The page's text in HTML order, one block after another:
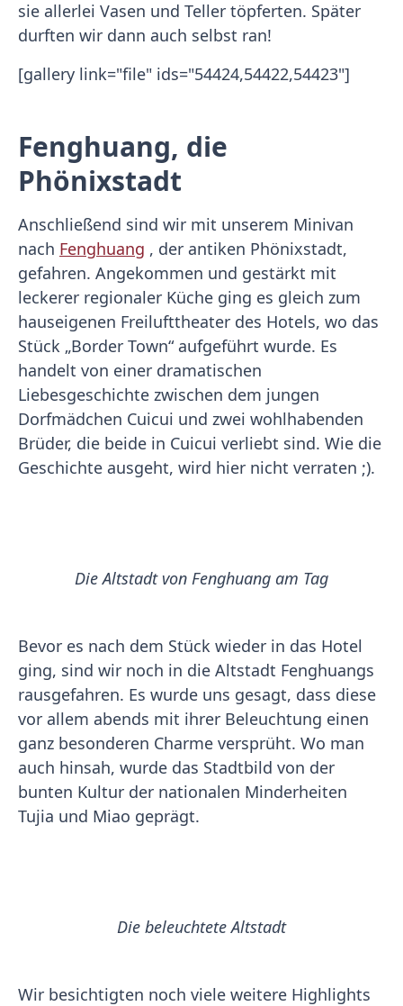
sie allerlei Vasen und Teller töpferten. Später
durften wir dann auch selbst ran!
[gallery link="file" ids="54424,54422,54423"]
Fenghuang, die
Phönixstadt
Anschließend sind wir mit unserem Minivan
nach Fenghuang , der antiken Phönixstadt,
gefahren. Angekommen und gestärkt mit
leckerer regionaler Küche ging es gleich zum
hauseigenen Freilufttheater des Hotels, wo das
Stück „Border Town“ aufgeführt wurde. Es
handelt von einer dramatischen
Liebesgeschichte zwischen dem jungen
Dorfmädchen Cuicui und zwei wohlhabenden
Brüder, die beide in Cuicui verliebt sind. Wie die
Geschichte ausgeht, wird hier nicht verraten ;).
Die Altstadt von Fenghuang am Tag
Bevor es nach dem Stück wieder in das Hotel
ging, sind wir noch in die Altstadt Fenghuangs
rausgefahren. Es wurde uns gesagt, dass diese
vor allem abends mit ihrer Beleuchtung einen
ganz besonderen Charme versprüht. Wo man
auch hinsah, wurde das Stadtbild von der
bunten Kultur der nationalen Minderheiten
Tujia und Miao geprägt.
Die beleuchtete Altstadt
Wir besichtigten noch viele weitere Highlights